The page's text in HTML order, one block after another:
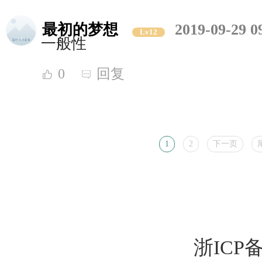
最初的梦想 Lv12
2019-09-29
一般性
0 回复
1 2 下一页
浙ICP